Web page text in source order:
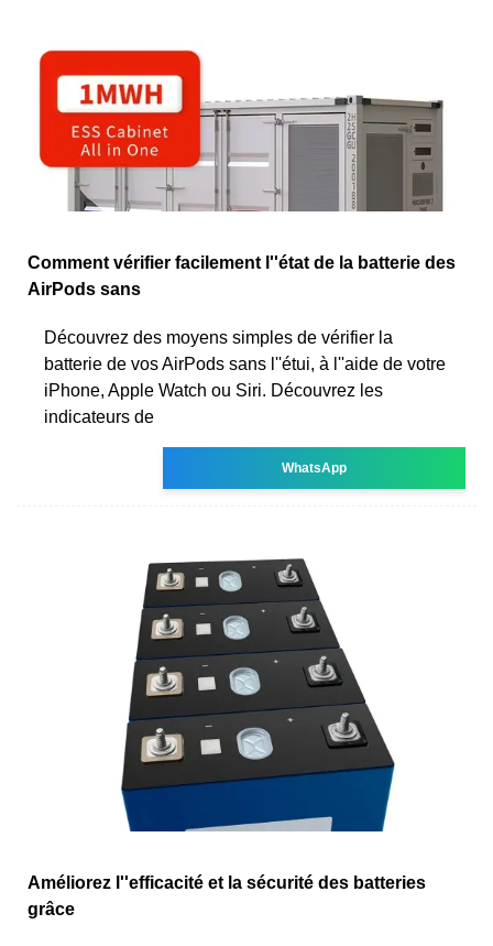
Comment vérifier facilement l''état de la batterie des
AirPods sans
Découvrez des moyens simples de vérifier la
batterie de vos AirPods sans l''étui, à l''aide de votre
iPhone, Apple Watch ou Siri. Découvrez les
indicateurs de
WhatsApp
Améliorez l''efficacité et la sécurité des batteries
grâce